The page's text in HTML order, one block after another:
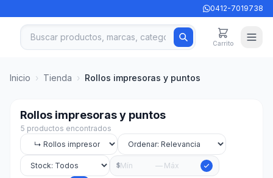
0412-7019738
Carrito
Inicio › Tienda › Rollos impresoras y puntos
Rollos impresoras y puntos
5 productos encontrados
$
—